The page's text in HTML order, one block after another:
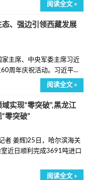
阅读全文 »
态、强边引领西藏发展
主席、中央军委主席习近
周年庆祝活动。习近平...
阅读全文 »
实现“零突破”,黑龙江
零突破”
姜辉)25日，哈尔滨海关
近日顺利完成3691吨进口
阅读全文 »